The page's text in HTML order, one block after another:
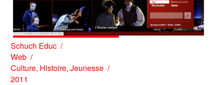
Schuch Educ
Web
Culture, Histoire,Jeunesse
2011